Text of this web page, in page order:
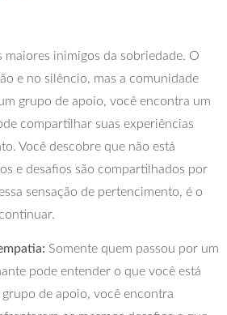
maiores inimigos da sobriedade. O
e no silêncio, mas a comunidade
grupo de apoio, você encontra um
compartilhar suas experiências
Você descobre que não está
e desafios são compartilhados por
sensação de pertencimento, é o
Somente quem passou por um
pode entender o que você está
de apoio, você encontra